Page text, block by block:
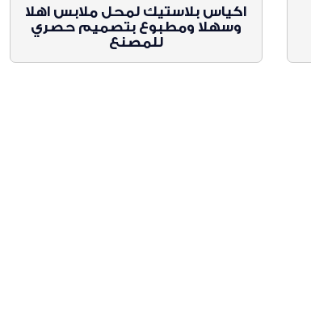
اكياس بلاستيك لمحل ملابس اهلا
وسهلا ومطبوع بتصميم حصري
للمصنع